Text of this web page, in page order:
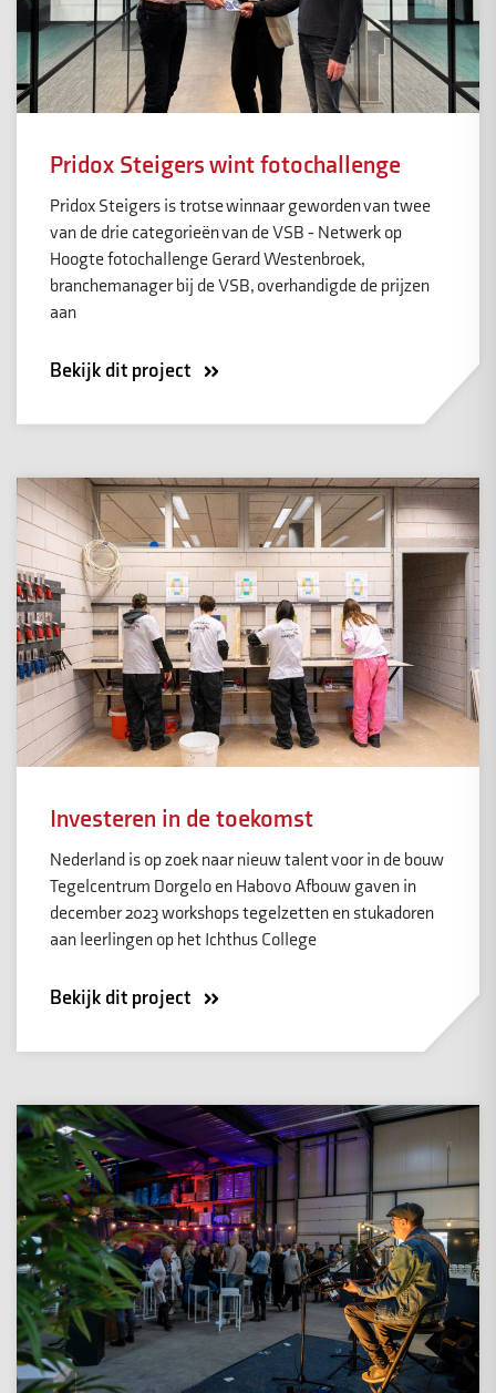
Pridox Steigers wint fotochallenge
Pridox Steigers is trotse winnaar geworden van twee
van de drie categorieën van de VSB - Netwerk op
Hoogte fotochallenge Gerard Westenbroek,
branchemanager bij de VSB, overhandigde de prijzen
aan
Bekijk dit project
Investeren in de toekomst
Nederland is op zoek naar nieuw talent voor in de bouw
Tegelcentrum Dorgelo en Habovo Afbouw gaven in
december 2023 workshops tegelzetten en stukadoren
aan leerlingen op het Ichthus College
Bekijk dit project